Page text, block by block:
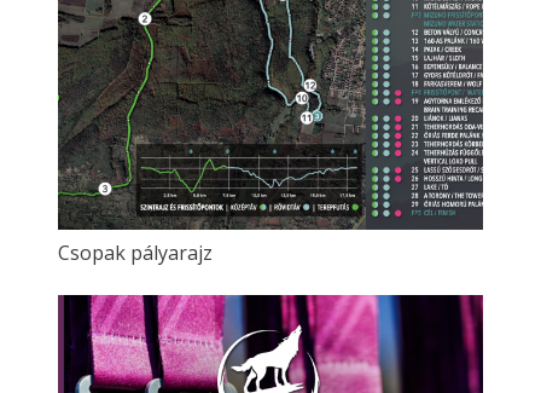
Csopak pályarajz